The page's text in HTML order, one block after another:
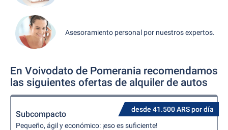
Asesoramiento personal por nuestros expertos.
En Voivodato de Pomerania recomendamos
las siguientes ofertas de alquiler de autos
desde 41.500 ARS por día
Subcompacto
Pequeño, ágil y económico: ¡eso es suficiente!